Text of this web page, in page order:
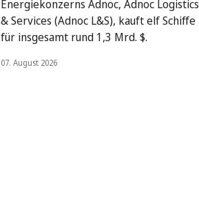
Energiekonzerns Adnoc, Adnoc Logistics
& Services (Adnoc L&S), kauft elf Schiffe
für insgesamt rund 1,3 Mrd. $.
07. August 2026